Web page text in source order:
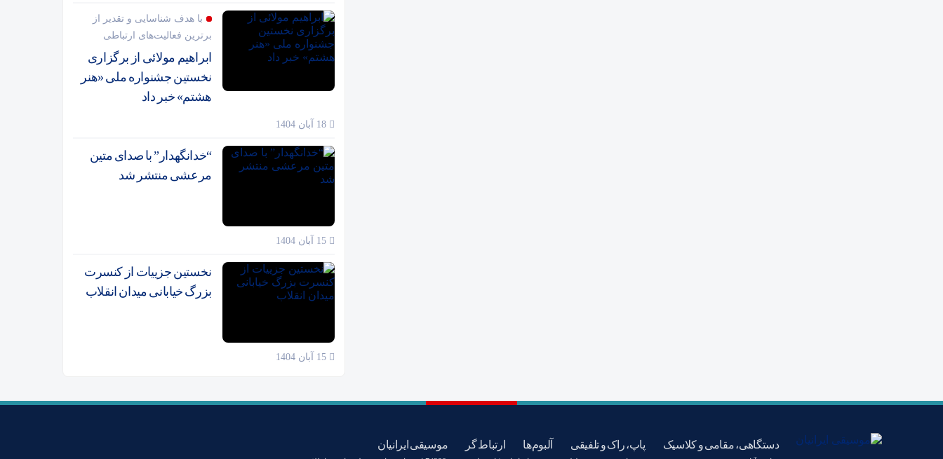
با هدف شناسایی و تقدیر از
برترین فعالیت‌های ارتباطی
ابراهیم مولائی از برگزاری
نخستین جشنواره ملی «هنر
هشتم» خبر داد
“خدانگهدار” با صدای متین
مرعشی منتشر شد
نخستین جزییات از کنسرت
بزرگ خیابانی میدان انقلاب
دستگاهی، مقامی و کلاسیک پاپ، راک و تلفیقی آلبوم‌ها ارتباط گر موسیقی ایرانیان